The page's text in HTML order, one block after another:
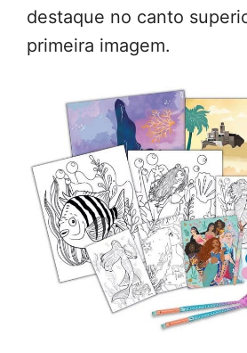
destaque no canto
primeira imagem.